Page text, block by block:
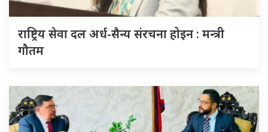
राष्ट्रिय सेवा दल अर्ध-सैन्य संरचना होइन : मन्त्री
गौतम